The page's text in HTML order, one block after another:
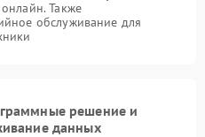
Также
обслуживание для
решение и
данных